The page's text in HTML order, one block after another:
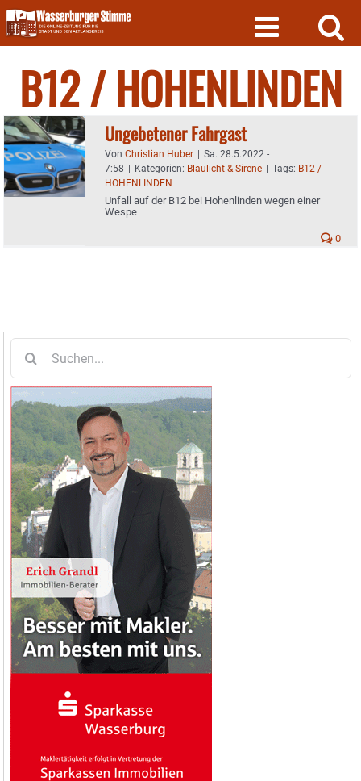
Skip
to
content
B12 / HOHENLINDEN
Ungebetener Fahrgast
Von Christian Huber | Sa. 28.5.2022 -
7:58 | Kategorien: Blaulicht & Sirene | Tags: B12 /
HOHENLINDEN
Unfall auf der B12 bei Hohenlinden wegen einer
Wespe
0
nach: